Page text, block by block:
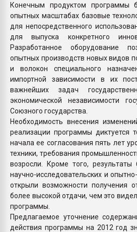
Конечным продуктом программы
опытных масштабах базовые
для непосредственного
для выпуска конкретного
Разработанное оборудование
опытных производств новых видов
и волокон специального
импортной зависимости в их
важнейших задач
экономической независимости
Союзного государства.
Необходимость внесения
реализации программы диктуется
начала ее согласования пять лет
техники, требования
возросли. Кроме того, результаты
научно-исследовательских и
открыли возможности получения
более высокой отдачи, чем это
программы.
Предлагаемое уточнение
действия программы на 2012 год